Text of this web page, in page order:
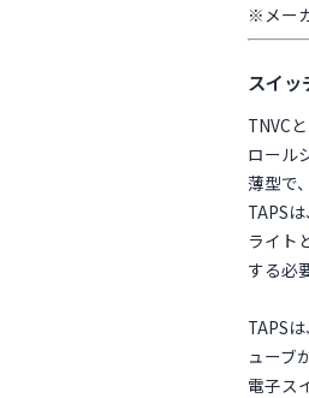
※メー
スイ
TNVC
ロール
薄型で
TAPS
ライト
する必
TAPS
ューブ
電子ス